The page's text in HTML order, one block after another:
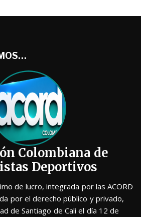
Colombiana de
Deportivos
de lucro, integrada por las ACORD
por el derecho público y privado,
de Santiago de Cali el día 12 de